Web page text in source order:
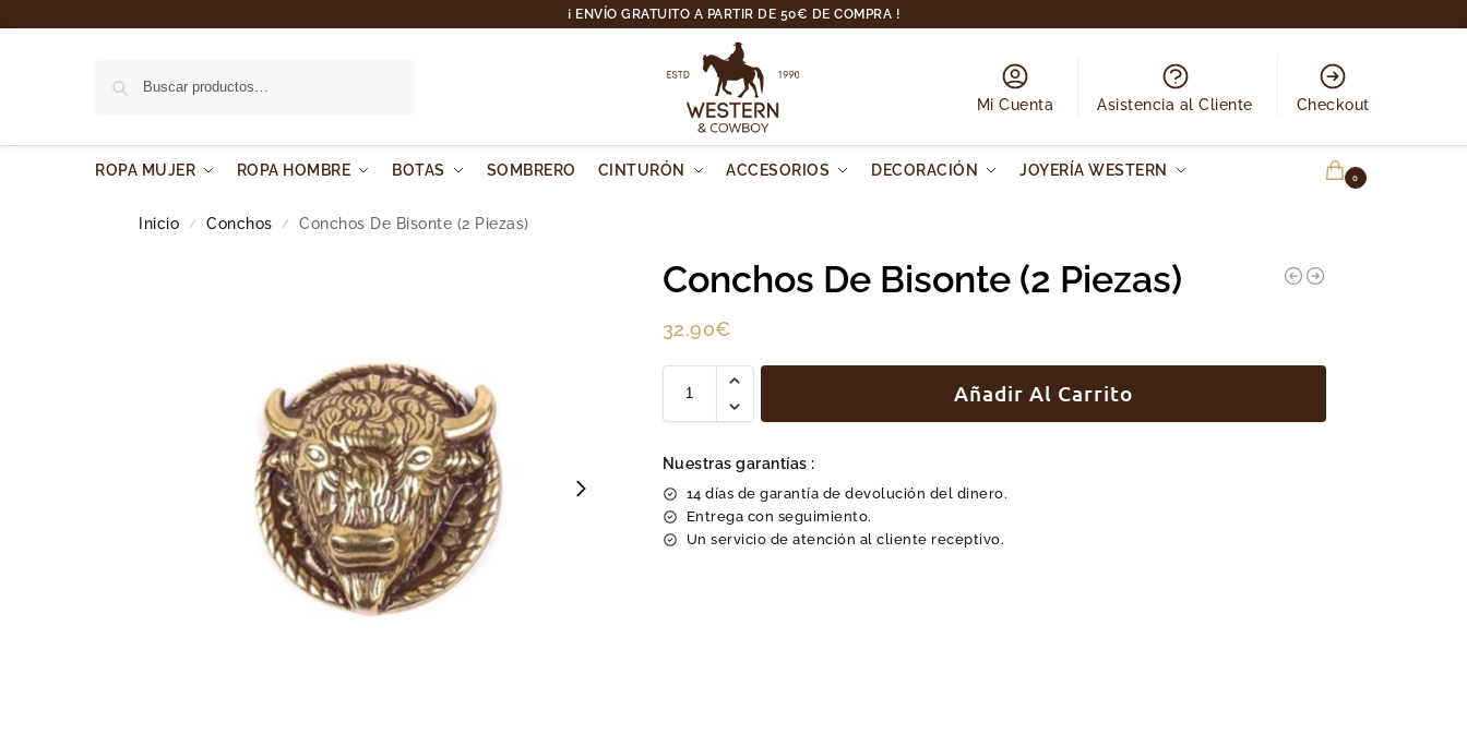
¡ ENVÍO GRATUITO A PARTIR DE 50€ DE COMPRA !
Mi Cuenta Asistencia al Cliente Checkout
ROPA MUJER ROPA HOMBRE BOTAS SOMBRERO CINTURÓN ACCESORIOS DECORACIÓN JOYERÍA WESTERN 0
Inicio / Conchos / Conchos De Bisonte (2 Piezas)
Conchos De Bisonte (2 Piezas)
32.90€
Añadir Al Carrito
Nuestras garantías :
14 días de garantía de devolución del dinero.
Entrega con seguimiento.
Un servicio de atención al cliente receptivo.